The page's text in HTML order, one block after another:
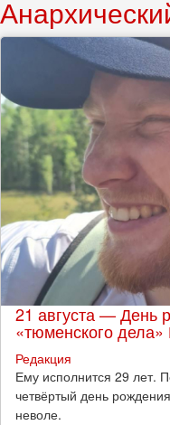
21 августа — День
«тюменского
Редакция
Ему исполнится 29 лет.
четвёртый день
неволе.